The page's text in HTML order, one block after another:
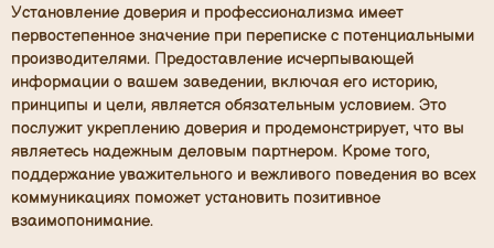
Установление доверия и профессионализма имеет
первостепенное значение при переписке с потенциальными
производителями. Предоставление исчерпывающей
информации о вашем заведении, включая его историю,
принципы и цели, является обязательным условием. Это
послужит укреплению доверия и продемонстрирует, что вы
являетесь надежным деловым партнером. Кроме того,
поддержание уважительного и вежливого поведения во всех
коммуникациях поможет установить позитивное
взаимопонимание.